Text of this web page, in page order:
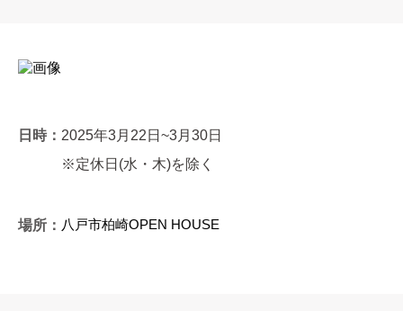
日時： 2025年3月22日~3月30日
※定休日(水・木)を除く
場所： 八戸市柏崎OPEN HOUSE